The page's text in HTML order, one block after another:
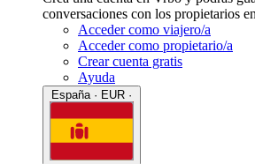
conversaciones con los propietarios
Acceder como viajero/a
Acceder como propietario/a
Crear cuenta gratis
Ayuda